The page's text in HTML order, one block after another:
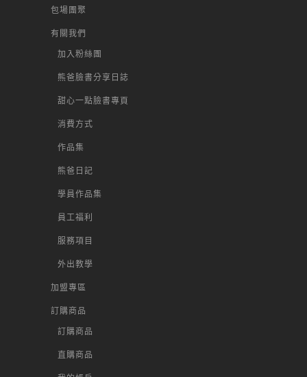
包場團聚
有關我們
加入粉絲團
熊爸臉書分享日誌
甜心一點臉書專頁
消費方式
作品集
熊爸日記
學員作品集
員工福利
服務項目
外出教學
加盟專區
訂購商品
訂購商品
直購商品